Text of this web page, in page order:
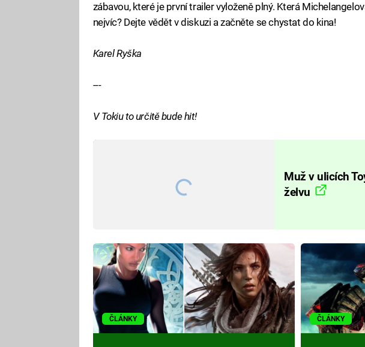
zábavou, které je první trailer vyloženě plný. Která
nejvíc? Dejte vědět v diskuzi a začněte se chystat do kina!
Karel Ryška
---
V Tokiu to určitě bude hit!
Muž v ulicích
želvu
ČLÁNKY ČLÁNKY